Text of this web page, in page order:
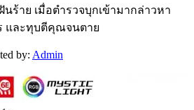
ร้าย เมื่อตำรวจบุกเข้ามากล่าวหา
และทุบตีคุณจนตาย
by: Admin